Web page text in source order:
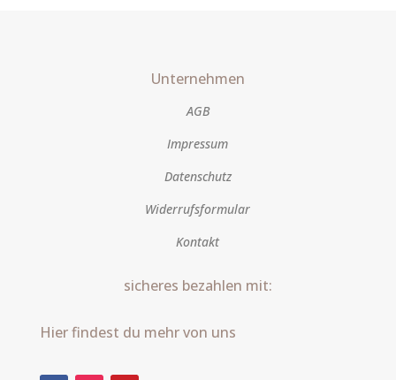
Unternehmen
AGB
Impressum
Datenschutz
Widerrufsformular
Kontakt
sicheres bezahlen mit:
Hier findest du mehr von uns